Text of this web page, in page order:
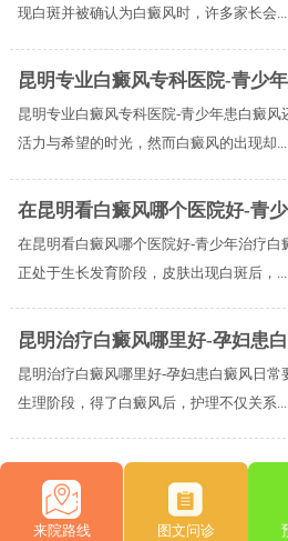
现白斑并被确认为白癜风时，许多家长会
昆明专业白癜风专科医院-青少
昆明专业白癜风专科医院-青少年患白癜
活力与希望的时光，然而白癜风的出现却
在昆明看白癜风哪个医院好-青
在昆明看白癜风哪个医院好-青少年治疗
正处于生长发育阶段，皮肤出现白斑后，.....
昆明治疗白癜风哪里好-孕妇患
昆明治疗白癜风哪里好-孕妇患白癜风日
生理阶段，得了白癜风后，护理不仅关系.....
来院路线 图文问诊